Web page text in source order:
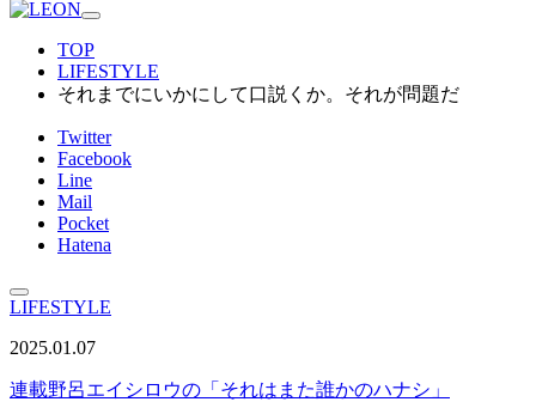
TOP
LIFESTYLE
それまでにいかにして口説くか。それが問題だ
Twitter
Facebook
Line
Mail
Pocket
Hatena
LIFESTYLE
2025.01.07
連載野呂エイシロウの「それはまた誰かのハナシ」